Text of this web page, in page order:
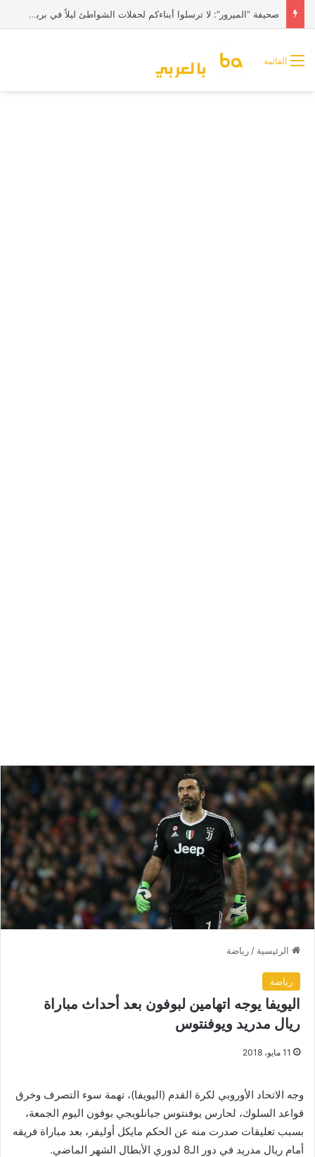
صحيفة “الميرور”: لا ترسلوا أبناءكم لحفلات الشواطئ ليلاً في بريطانيا
القائمة
الرئيسية / رياضة
رياضة
اليويفا يوجه اتهامين لبوفون بعد أحداث مباراة
ريال مدريد ويوفنتوس
11 مايو، 2018
وجه الاتحاد الأوروبي لكرة القدم (اليويفا)، تهمة سوء التصرف وخرق
قواعد السلوك، لحارس يوفنتوس جيانلويجي بوفون اليوم الجمعة،
بسبب تعليقات صدرت منه عن الحكم مايكل أوليفر، بعد مباراة فريقه
أمام ريال مدريد في دور الـ8 لدوري الأبطال الشهر الماضي.